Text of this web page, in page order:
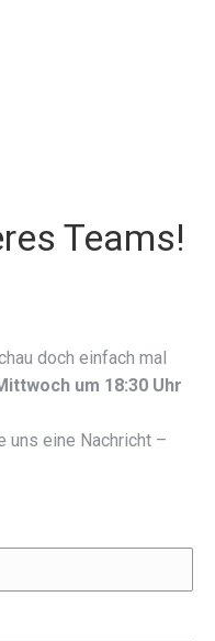
Teams!
doch einfach mal
um 18:30 Uhr
uns eine Nachricht –